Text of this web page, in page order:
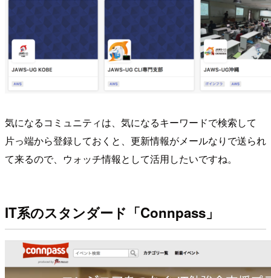
気になるコミュニティは、気になるキーワードで検索して
片っ端から登録しておくと、更新情報がメールなりで送られ
て来るので、ウォッチ情報として活用したいですね。
IT系のスタンダード「Connpass」